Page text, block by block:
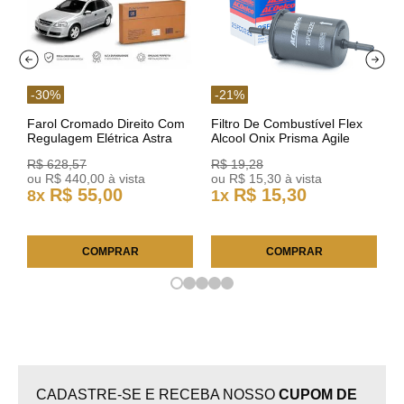
-30%
Farol Cromado Direito Com
Regulagem Elétrica Astra
R$ 628,57
ou R$ 440 00 à vista
8x R$ 55,00
COMPRAR
-21%
Filtro De Combustível Flex
Alcool Onix Prisma Agile
25FC0225 ACDelco
R$ 19,28
ou R$ 15 30 à vista
1x R$ 15,30
COMPRAR
CADASTRE-SE E RECEBA NOSSO CUPOM DE